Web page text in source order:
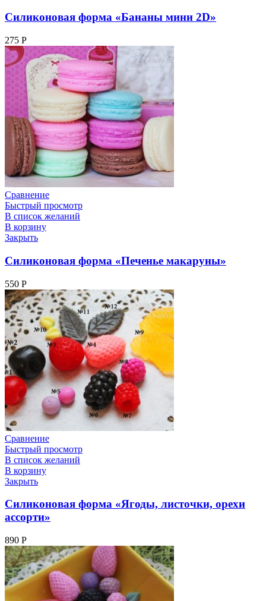
Силиконовая форма «Бананы мини 2D»
275 Р
Сравнение
Быстрый просмотр
В список желаний
В корзину
Закрыть
Силиконовая форма «Печенье макаруны»
550 Р
Сравнение
Быстрый просмотр
В список желаний
В корзину
Закрыть
Силиконовая форма «Ягоды, листочки, орехи
ассорти»
890 Р